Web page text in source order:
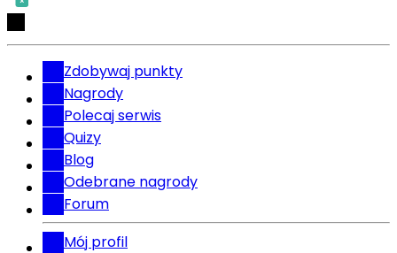
Zdobywaj punkty
Nagrody
Polecaj serwis
Quizy
Blog
Odebrane nagrody
Forum
Mój profil